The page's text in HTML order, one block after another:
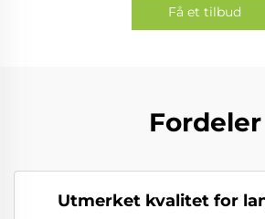
Få et tilbud
Fordeler
Utmerket kvalitet for